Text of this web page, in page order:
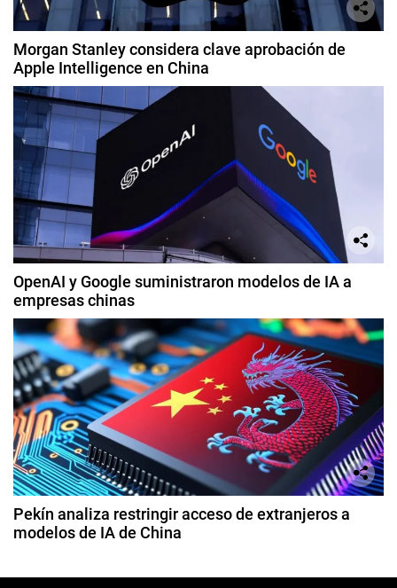
Morgan Stanley considera clave aprobación de
Apple Intelligence en China
OpenAI y Google suministraron modelos de IA a
empresas chinas
Pekín analiza restringir acceso de extranjeros a
modelos de IA de China